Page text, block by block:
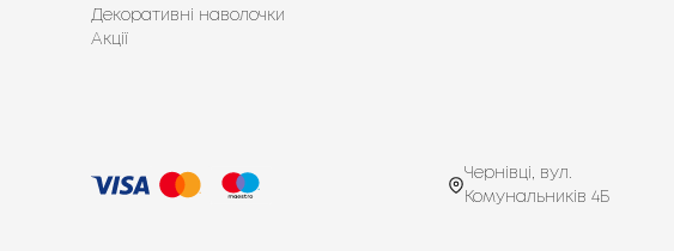
Декоративні наволочки
Акції
Чернівці, вул.
Комунальників 4Б